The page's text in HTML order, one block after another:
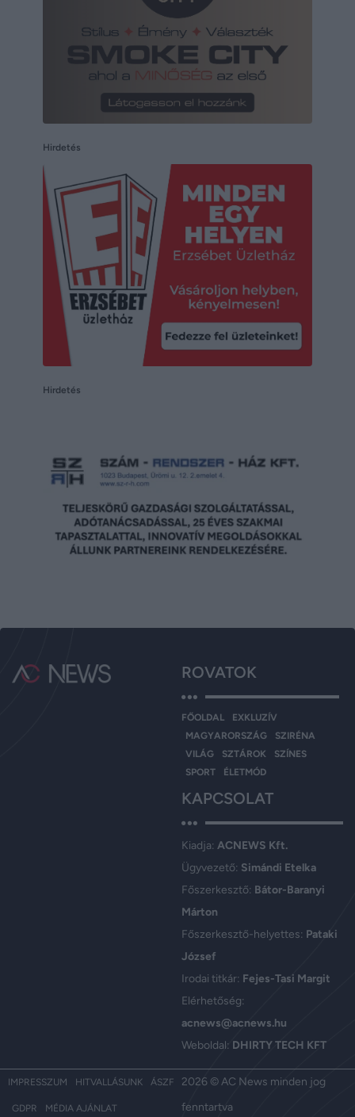
Hirdetés
Hirdetés
ROVATOK
FŐOLDAL
EXKLUZÍV
MAGYARORSZÁG
SZIRÉNA
VILÁG
SZTÁROK
SZÍNES
SPORT
ÉLETMÓD
KAPCSOLAT
Kiadja: ACNEWS Kft.
Ügyvezető: Simándi Etelka
Főszerkesztő: Bátor-Baranyi
Márton
Főszerkesztő-helyettes: Pataki
József
Irodai titkár: Fejes-Tasi Margit
Elérhetőség:
acnews@acnews.hu
Weboldal: DHIRTY TECH KFT
IMPRESSZUM HITVALLÁSUNK ÁSZF
GDPR MÉDIA AJÁNLAT
2026 © AC News minden jog
fenntartva